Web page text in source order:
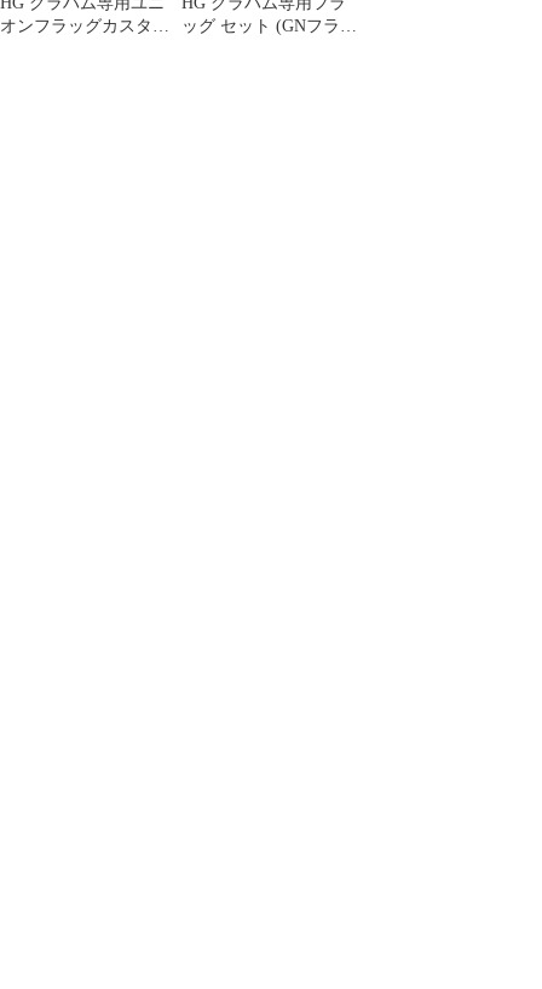
オンフラッグカスタム
ッグ セット (GNフラッ